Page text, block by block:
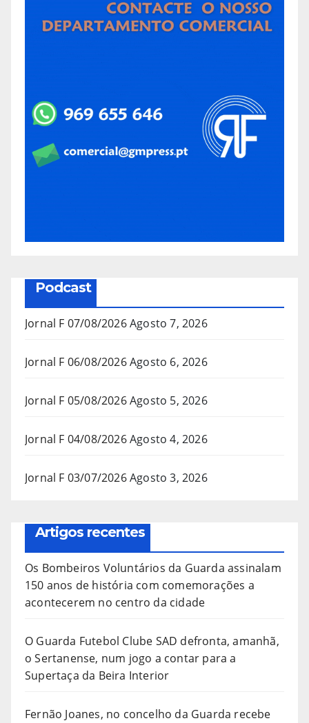
Podcast
Jornal F 07/08/2026Agosto 7, 2026
Jornal F 06/08/2026Agosto 6, 2026
Jornal F 05/08/2026Agosto 5, 2026
Jornal F 04/08/2026Agosto 4, 2026
Jornal F 03/07/2026Agosto 3, 2026
Artigos recentes
Os Bombeiros Voluntários da Guarda assinalam
150 anos de história com comemorações a
acontecerem no centro da cidade
O Guarda Futebol Clube SAD defronta, amanhã,
o Sertanense, num jogo a contar para a
Supertaça da Beira Interior
Fernão Joanes, no concelho da Guarda recebe